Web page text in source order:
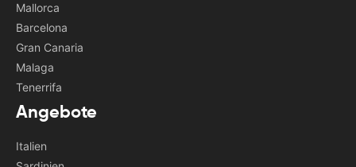
Mallorca
Barcelona
Gran Canaria
Malaga
Tenerrifa
Angebote
Italien